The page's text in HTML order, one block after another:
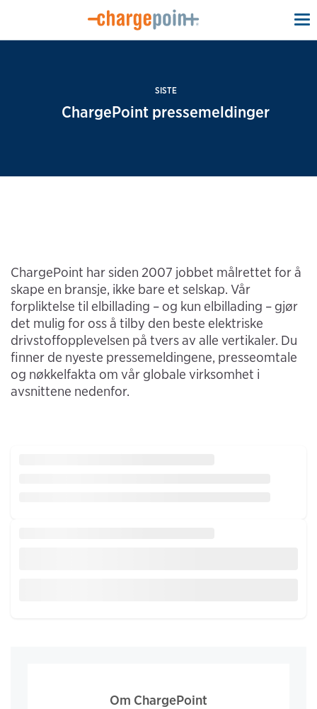
SISTE
ChargePoint pressemeldinger
ChargePoint har siden 2007 jobbet målrettet for å
skape en bransje, ikke bare et selskap. Vår
forpliktelse til elbillading – og kun elbillading – gjør
det mulig for oss å tilby den beste elektriske
drivstoffopplevelsen på tvers av alle vertikaler. Du
finner de nyeste pressemeldingene, presseomtale
og nøkkelfakta om vår globale virksomhet i
avsnittene nedenfor.
Om ChargePoint